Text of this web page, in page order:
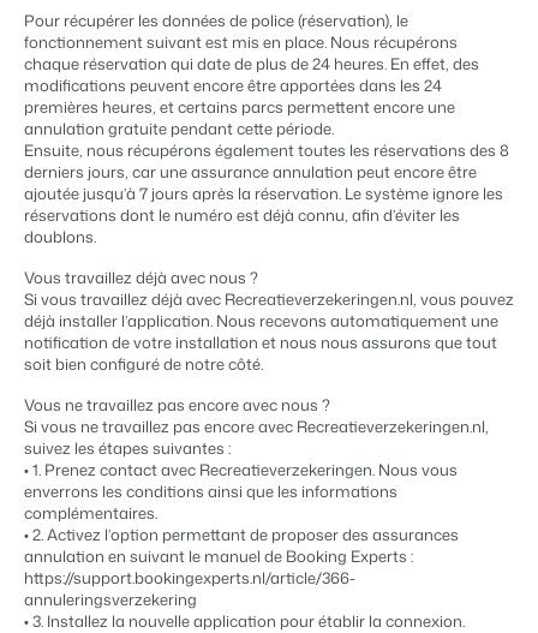
Site web immobilier
Attirez des prospects pour la vente de vos biens locatifs.
BEX Linguistique
Accueillez vos clients dans leur langue.
Marketing
La puissante alliance entre stratégie de marque et marketing de
performance
Marketing Immobilier
Votre projet est vendu en un rien de temps
Booking Analytics
Solution reporting Premium
Événements
Faites notre connaissance lors de différents événements
Trust Center
La confiance chez Booking Experts
À propos de nous
Obtenez des réponses á vos questions.
Emplois / Carrièrres
Trouvez votre nouveau job de rêve !
Contact
Contactez nous.
À propos de nous
Découvrez les personnes derrière de Booking Experts
Il manque une application?
APPS
Contactez nos consultants
Contactez nous
Pour récupérer les données de police (réservation), le
fonctionnement suivant est mis en place. Nous récupérons
chaque réservation qui date de plus de 24 heures. En effet, des
modifications peuvent encore être apportées dans les 24
premières heures, et certains parcs permettent encore une
annulation gratuite pendant cette période.
Ensuite, nous récupérons également toutes les réservations des 8
derniers jours, car une assurance annulation peut encore être
ajoutée jusqu’à 7 jours après la réservation. Le système ignore les
réservations dont le numéro est déjà connu, afin d’éviter les
doublons.
Vous travaillez déjà avec nous ?
Si vous travaillez déjà avec Recreatieverzekeringen.nl, vous pouvez
déjà installer l’application. Nous recevons automatiquement une
notification de votre installation et nous nous assurons que tout
soit bien configuré de notre côté.
Vous ne travaillez pas encore avec nous ?
Si vous ne travaillez pas encore avec Recreatieverzekeringen.nl,
suivez les étapes suivantes :
• 1. Prenez contact avec Recreatieverzekeringen. Nous vous
enverrons les conditions ainsi que les informations
complémentaires.
• 2. Activez l’option permettant de proposer des assurances
annulation en suivant le manuel de Booking Experts :
https://support.bookingexperts.nl/article/366-
annuleringsverzekering
• 3. Installez la nouvelle application pour établir la connexion.